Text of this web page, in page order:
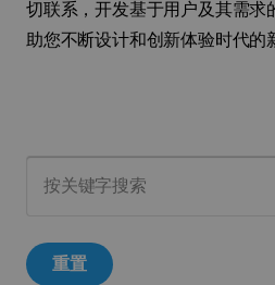
切联系，开发基于用户及其需求
助您不断设计和创新体验时代的
按关键字搜索
重置